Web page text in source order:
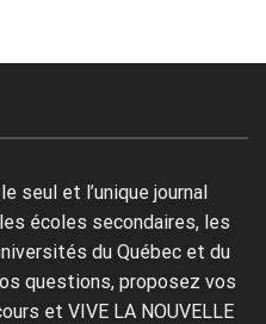
seul et l’unique journal
écoles secondaires, les
du Québec et du
questions, proposez vos
et VIVE LA NOUVELLE